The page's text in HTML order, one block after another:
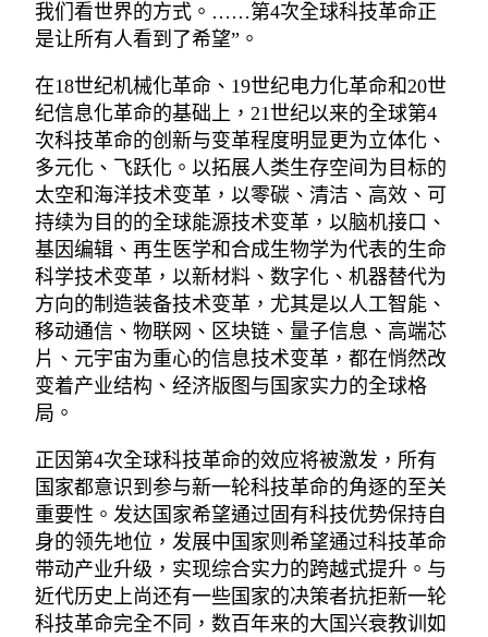
我们看世界的方式。……第4次全球科技革命正
是让所有人看到了希望”。
在18世纪机械化革命、19世纪电力化革命和20世
纪信息化革命的基础上，21世纪以来的全球第4
次科技革命的创新与变革程度明显更为立体化、
多元化、飞跃化。以拓展人类生存空间为目标的
太空和海洋技术变革，以零碳、清洁、高效、可
持续为目的的全球能源技术变革，以脑机接口、
基因编辑、再生医学和合成生物学为代表的生命
科学技术变革，以新材料、数字化、机器替代为
方向的制造装备技术变革，尤其是以人工智能、
移动通信、物联网、区块链、量子信息、高端芯
片、元宇宙为重心的信息技术变革，都在悄然改
变着产业结构、经济版图与国家实力的全球格
局。
正因第4次全球科技革命的效应将被激发，所有
国家都意识到参与新一轮科技革命的角逐的至关
重要性。发达国家希望通过固有科技优势保持自
身的领先地位，发展中国家则希望通过科技革命
带动产业升级，实现综合实力的跨越式提升。与
近代历史上尚还有一些国家的决策者抗拒新一轮
科技革命完全不同，数百年来的大国兴衰教训如